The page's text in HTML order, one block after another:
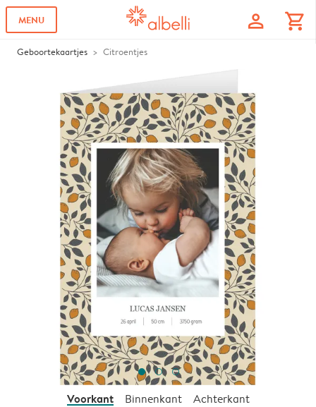
MENU profile shopping_cart
Geboortekaartjes Citroentjes
Voorkant Binnenkant Achterkant